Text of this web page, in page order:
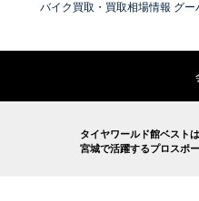
バイク買取・買取相場情報 グー
タイヤワールド館ベストは
宮城で活躍するプロスポ